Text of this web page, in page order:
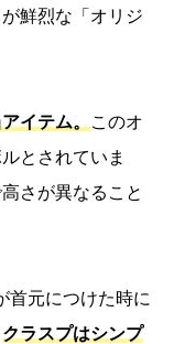
鮮烈な「オリジ
イテム。
このオ
とされていま
さが異なること
首元につけた時に
クラスプはシンプ